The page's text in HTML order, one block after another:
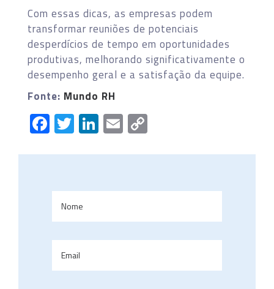
Com essas dicas, as empresas podem
transformar reuniões de potenciais
desperdícios de tempo em oportunidades
produtivas, melhorando significativamente o
desempenho geral e a satisfação da equipe.
Fonte: Mundo RH
Facebook
Twitter
LinkedIn
Email